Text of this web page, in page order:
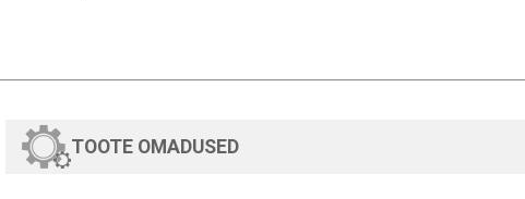
TOOTE OMADUSED